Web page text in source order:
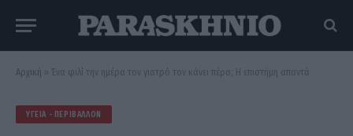
Αρχική » Ένα φιλί την ημέρα τον γιατρό τον κάνει πέρα; Η επιστήμη απαντά
ΥΓΕΊΑ - ΠΕΡΙΒΆΛΛΟΝ